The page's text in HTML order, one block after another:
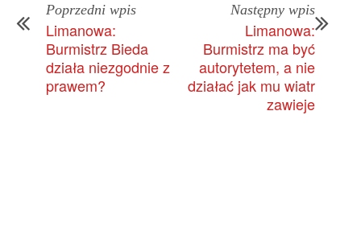
Poprzedni wpis
Limanowa:
Burmistrz Bieda
działa niezgodnie z
prawem?
Następny wpis
Limanowa:
Burmistrz ma być
autorytetem, a nie
działać jak mu wiatr
zawieje